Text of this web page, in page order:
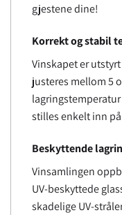
gjestene dine!
Korrekt og stabil
Vinskapet er
justeres mellom 5
stilles enkelt inn
Beskyttende
Vinsamlingen
UV-beskyttede
skadelige UV-